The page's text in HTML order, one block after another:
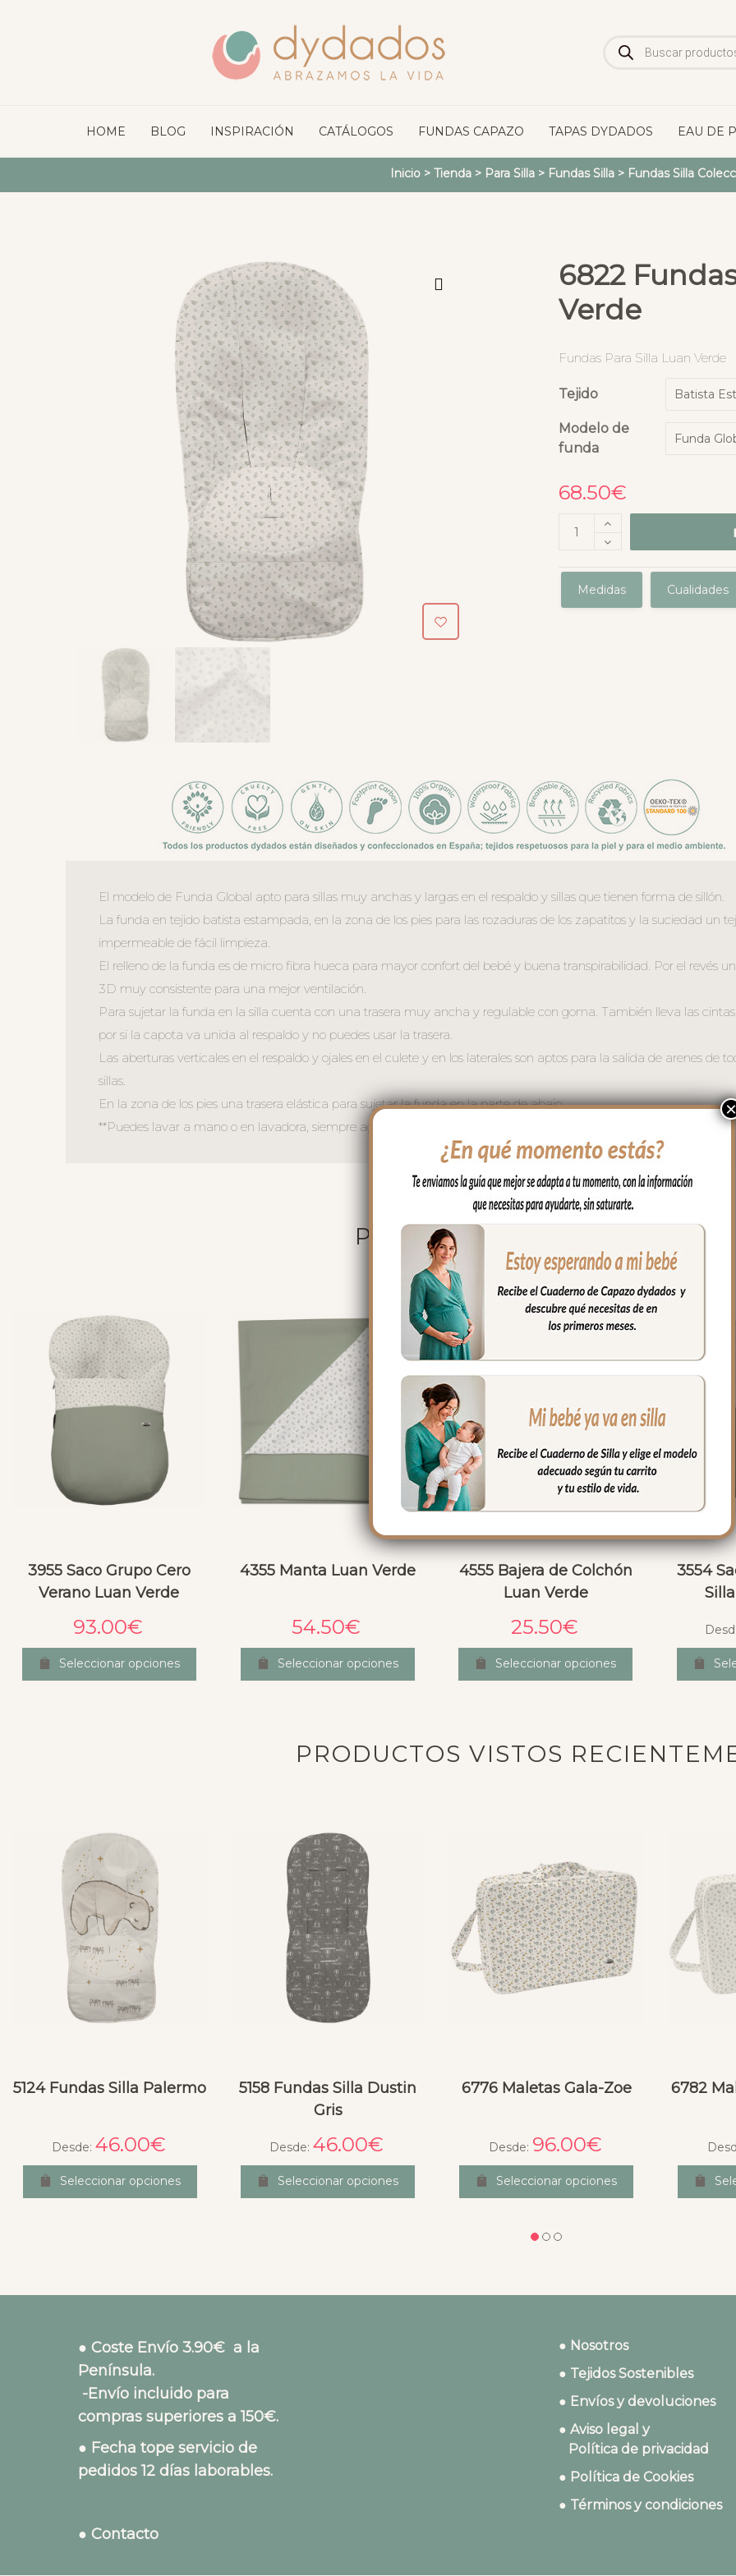
de
productos
HOME BLOG INSPIRACIÓN CATÁLOGOS FUNDAS CAPAZO TAPAS DYDADOS EAU DE
Inicio> Tienda> Para Silla> Fundas Silla> Fundas Silla
6822
Verde
Fundas Para Silla Luan Verde
Tejido
Modelo de
funda
68.50€
Medidas Cualidades
El modelo de Funda Global apto para sillas muy anchas y largas en el respaldo y sillas que tienen forma de sillón.
La funda en tejido batista estampada, en la zona de los pies para las rozaduras de los zapatitos y la suciedad un
impermeable de fácil limpieza.
El relleno de la funda es de micro fibra hueca para mayor confort del bebé y buena transpirabilidad. Por el revés
3D muy consistente para una mejor ventilación.
Para sujetar la funda en la silla cuenta con una trasera muy ancha y regulable con goma. También lleva las
por si la capota va unida al respaldo y no puedes usar la trasera.
Las aberturas verticales en el respaldo y ojales en el culete y en los laterales son aptos para la salida de arenes de
sillas.
En la zona de los pies una trasera elástica para sujetar la funda en la parte de abajo.
**Puedes lavar a mano o en lavadora, siempre agua fría, jabones no abrasivos y secado al natural.
PRODUCTOS RELACIONADOS
3955 Saco Grupo Cero
Verano Luan Verde
93.00€
Seleccionar opciones
4355 Manta Luan Verde
54.50€
Seleccionar opciones
4555 Bajera de Colchón
Luan Verde
25.50€
Seleccionar opciones
3554
PRODUCTOS VISTOS
5124 Fundas Silla Palermo
Desde: 46.00€
Seleccionar opciones
5158 Fundas Silla Dustin
Gris
Desde:46.00€
Seleccionar opciones
6776 Maletas Gala-Zoe
Desde: 96.00€
Seleccionar opciones
6782
● Coste Envío 3.90€ a la
Península.
-Envío incluido para
compras superiores a 150€.
● Fecha tope servicio de
pedidos 12 días laborables.
● Contacto
● Nosotros
● Tejidos Sostenibles
● Envíos y devoluciones
● Aviso legal y
Política de privacidad
● Política de Cookies
● Términos y condiciones
×